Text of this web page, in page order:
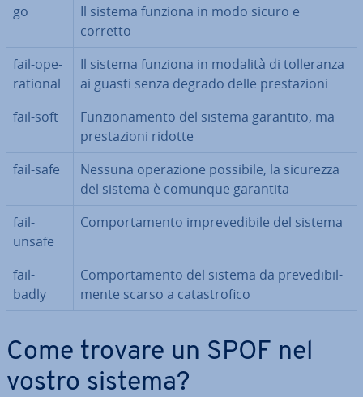
go
Il sistema funziona in modo sicuro e
corretto
fail-ope­
ra­tio­nal
Il sistema funziona in modalità di tol­le­ran­za
ai guasti senza degrado delle pre­sta­zio­ni
fail-soft
Fun­zio­na­men­to del sistema garantito, ma
pre­sta­zio­ni ridotte
fail-safe
Nessuna ope­ra­zio­ne possibile, la sicurezza
del sistema è comunque garantita
fail-
unsafe
Com­por­ta­men­to im­pre­ve­di­bi­le del sistema
fail-
badly
Com­por­ta­men­to del sistema da pre­ve­di­bil­
men­te scarso a ca­ta­stro­fi­co
Come trovare un SPOF nel
vostro sistema?